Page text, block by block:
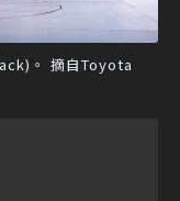
。 摘自Toyota